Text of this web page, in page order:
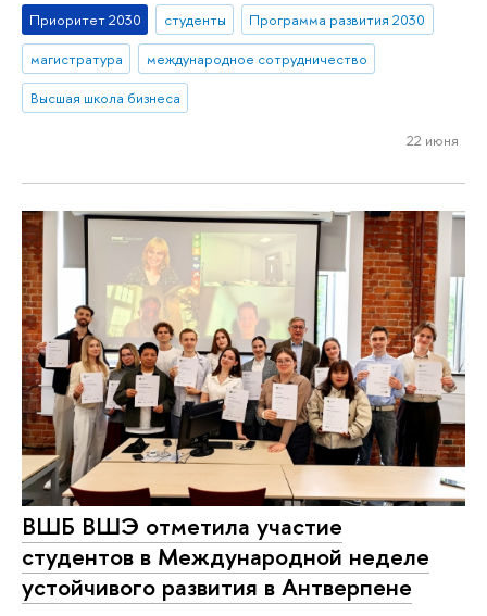
Приоритет 2030 студенты
Программа развития 2030
магистратура
международное сотрудничество
Высшая школа бизнеса
22 июня
ВШБ ВШЭ отметила участие
студентов в Международной неделе
устойчивого развития в Антверпене